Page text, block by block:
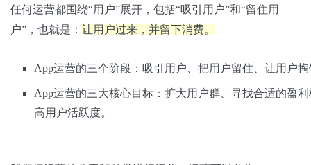
任何运营都围绕“用户”展开，包括“吸引用户”和“留住用
户”，也就是： 让用户过来，并留下消费。
App运营的三个阶段：吸引用户、把用户留住、让用户
App运营的三大核心目标：扩大用户群、寻找合适的盈
高用户活跃度。